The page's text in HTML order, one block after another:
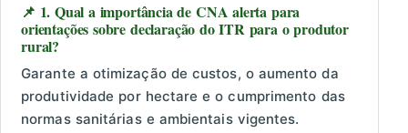
📌 1. Qual a importância de CNA alerta para
orientações sobre declaração do ITR para o produtor
rural?
Garante a otimização de custos, o aumento da
produtividade por hectare e o cumprimento das
normas sanitárias e ambientais vigentes.